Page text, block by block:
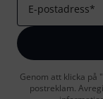
E-postadress*
Genom att klicka på
postreklam.